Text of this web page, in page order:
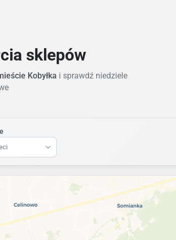
sklepów
Kobyłka i sprawdź niedziele